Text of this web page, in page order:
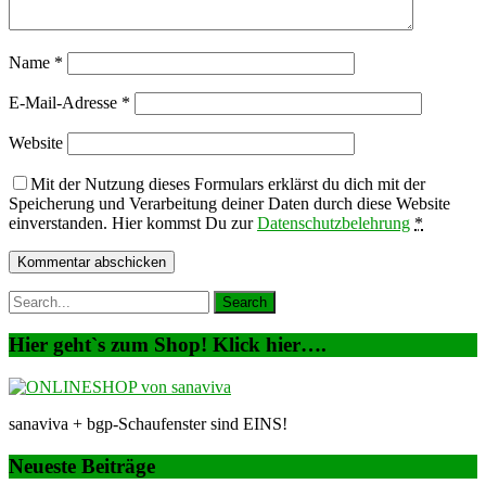
Name *
E-Mail-Adresse *
Website
Mit der Nutzung dieses Formulars erklärst du dich mit der
Speicherung und Verarbeitung deiner Daten durch diese Website
einverstanden. Hier kommst Du zurDatenschutzbelehrung *
Hier geht`s zum Shop! Klick hier….
sanaviva + bgp-Schaufenster sind EINS!
Neueste Beiträge